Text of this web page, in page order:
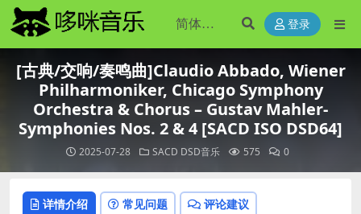
登录
[古典/交响/奏鸣曲]Claudio Abbado, Wiener
Philharmoniker, Chicago Symphony
Orchestra & Chorus – Gustav Mahler-
Symphonies Nos. 2 & 4 [SACD ISO DSD64]
2025-07-28 SACD DSD音乐 575 0
详情介绍 常见问题 评论建议